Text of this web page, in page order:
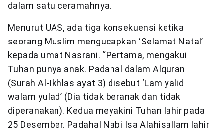
dalam satu ceramahnya.
Menurut UAS, ada tiga konsekuensi ketika
seorang Muslim mengucapkan ‘Selamat Natal’
kepada umat Nasrani. “Pertama, mengakui
Tuhan punya anak. Padahal dalam Alquran
(Surah Al-Ikhlas ayat 3) disebut ‘Lam yalid
walam yulad’ (Dia tidak beranak dan tidak
diperanakan). Kedua meyakini Tuhan lahir pada
25 Desember. Padahal Nabi Isa Alahisallam lahir